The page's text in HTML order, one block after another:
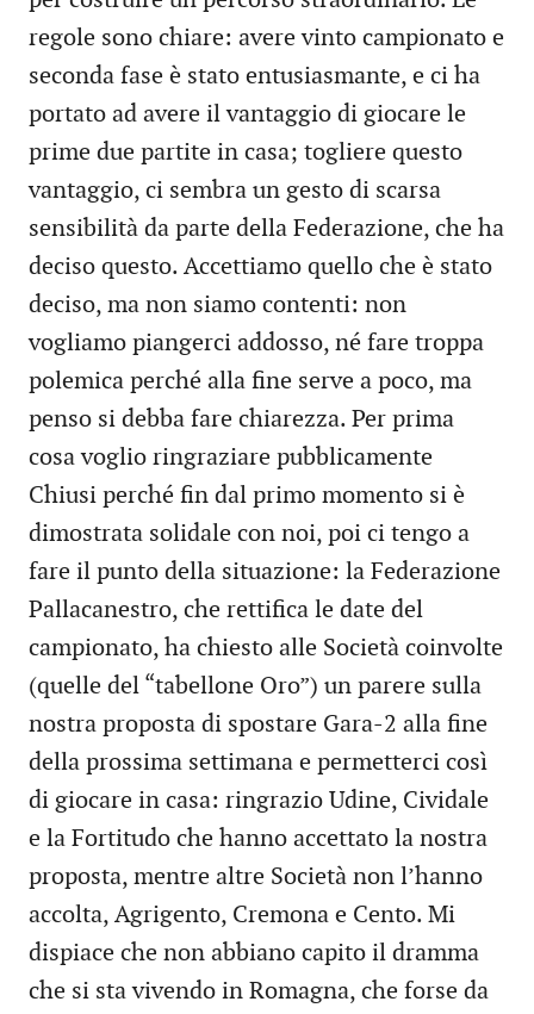
regole sono chiare: avere vinto campionato e
seconda fase è stato entusiasmante, e ci ha
portato ad avere il vantaggio di giocare le
prime due partite in casa; togliere questo
vantaggio, ci sembra un gesto di scarsa
sensibilità da parte della Federazione, che ha
deciso questo. Accettiamo quello che è stato
deciso, ma non siamo contenti: non
vogliamo piangerci addosso, né fare troppa
polemica perché alla fine serve a poco, ma
penso si debba fare chiarezza. Per prima
cosa voglio ringraziare pubblicamente
Chiusi perché fin dal primo momento si è
dimostrata solidale con noi, poi ci tengo a
fare il punto della situazione: la Federazione
Pallacanestro, che rettifica le date del
campionato, ha chiesto alle Società coinvolte
(quelle del “tabellone Oro”) un parere sulla
nostra proposta di spostare Gara-2 alla fine
della prossima settimana e permetterci così
di giocare in casa: ringrazio Udine, Cividale
e la Fortitudo che hanno accettato la nostra
proposta, mentre altre Società non l’hanno
accolta, Agrigento, Cremona e Cento. Mi
dispiace che non abbiano capito il dramma
che si sta vivendo in Romagna, che forse da